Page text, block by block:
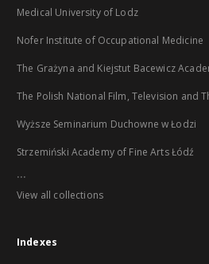
Medical University of Lodz
Nofer Institute of Occupational Medicine
The Grażyna and Kiejstut Bacewicz
The Polish National Film, Television and
Wyższe Seminarium Duchowne w Łodzi
Strzemiński Academy of Fine Arts Łódź
...
View all collections
Indexes